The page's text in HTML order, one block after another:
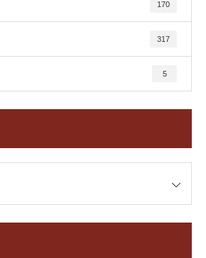
170
317
5